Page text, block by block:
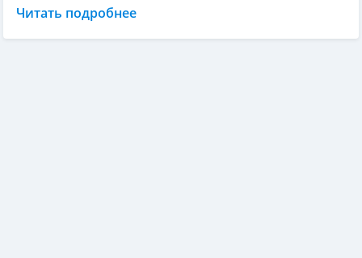
Читать подробнее